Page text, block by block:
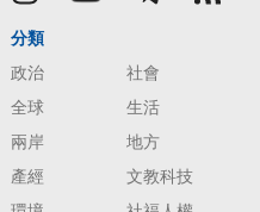
分類
政治
社會
全球
生活
兩岸
地方
產經
文教科技